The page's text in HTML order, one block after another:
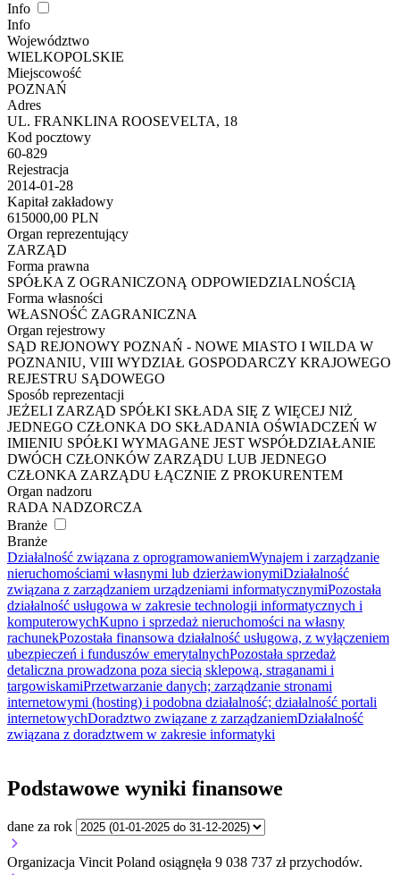
Info
Info
Województwo
WIELKOPOLSKIE
Miejscowość
POZNAŃ
Adres
UL. FRANKLINA ROOSEVELTA, 18
Kod pocztowy
60-829
Rejestracja
2014-01-28
Kapitał zakładowy
615000,00 PLN
Organ reprezentujący
ZARZĄD
Forma prawna
SPÓŁKA Z OGRANICZONĄ ODPOWIEDZIALNOŚCIĄ
Forma własności
WŁASNOŚĆ ZAGRANICZNA
Organ rejestrowy
SĄD REJONOWY POZNAŃ - NOWE MIASTO I WILDA W
POZNANIU, VIII WYDZIAŁ GOSPODARCZY KRAJOWEGO
REJESTRU SĄDOWEGO
Sposób reprezentacji
JEŻELI ZARZĄD SPÓŁKI SKŁADA SIĘ Z WIĘCEJ NIŻ
JEDNEGO CZŁONKA DO SKŁADANIA OŚWIADCZEŃ W
IMIENIU SPÓŁKI WYMAGANE JEST WSPÓŁDZIAŁANIE
DWÓCH CZŁONKÓW ZARZĄDU LUB JEDNEGO
CZŁONKA ZARZĄDU ŁĄCZNIE Z PROKURENTEM
Organ nadzoru
RADA NADZORCZA
Branże
Branże
Działalność związana z oprogramowaniemWynajem i zarządzanie
nieruchomościami własnymi lub dzierżawionymiDziałalność
związana z zarządzaniem urządzeniami informatycznymiPozostała
działalność usługowa w zakresie technologii informatycznych i
komputerowychKupno i sprzedaż nieruchomości na własny
rachunekPozostała finansowa działalność usługowa, z wyłączeniem
ubezpieczeń i funduszów emerytalnychPozostała sprzedaż
detaliczna prowadzona poza siecią sklepową, straganami i
targowiskamiPrzetwarzanie danych; zarządzanie stronami
internetowymi (hosting) i podobna działalność; działalność portali
internetowychDoradztwo związane z zarządzaniemDziałalność
związana z doradztwem w zakresie informatyki
Podstawowe wyniki finansowe
dane za rok
Organizacja Vincit Poland osiągnęła 9 038 737 zł przychodów.